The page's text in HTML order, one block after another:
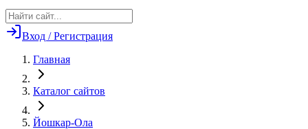
Вход / Регистрация
Главная
Каталог сайтов
Йошкар-Ола